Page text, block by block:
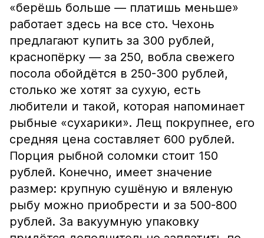
«берёшь больше — платишь меньше»
работает здесь на все сто. Чехонь
предлагают купить за 300 рублей,
краснопёрку — за 250, вобла свежего
посола обойдётся в 250-300 рублей,
столько же хотят за сухую, есть
любители и такой, которая напоминает
рыбные «сухарики». Лещ покрупнее, его
средняя цена составляет 600 рублей.
Порция рыбной соломки стоит 150
рублей. Конечно, имеет значение
размер: крупную сушёную и вяленую
рыбу можно приобрести и за 500-800
рублей. За вакуумную упаковку